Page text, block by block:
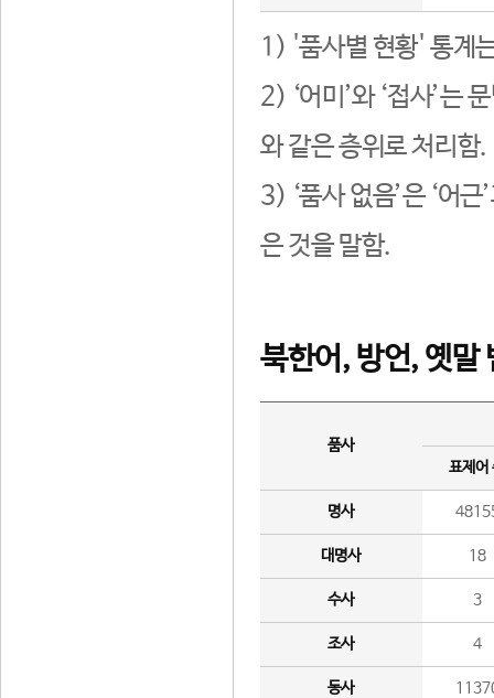
1) '품사별 현황' 통계
2) ‘어미’와 ‘접사’는
와 같은 층위로 처리함.
3) ‘품사 없음’은 ‘어
은 것을 말함.
북한어, 방언, 옛말
품사
표제어
명사
대명사 18
수사 3
조사 4
동사